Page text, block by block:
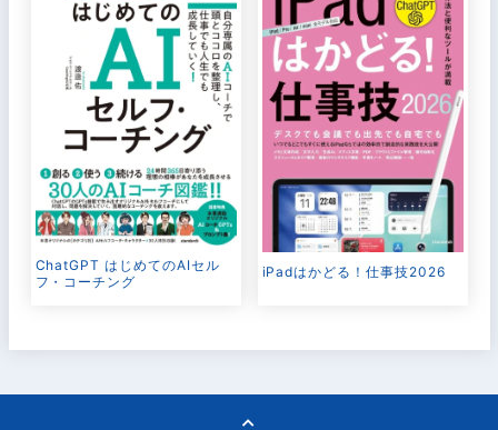
ChatGPT はじめてのAIセル
フ・コーチング
iPadはかどる！仕事技2026